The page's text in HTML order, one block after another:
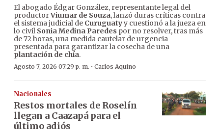
El abogado Édgar González, representante legal del
productorViumar de Souza, lanzó duras críticas contra
el sistema judicial de Curuguatyy cuestionó a la jueza en
lo civil Sonia Medina Paredes por no resolver, tras más
de 72 horas, una medida cautelar de urgencia
presentada para garantizar la cosecha de una
plantación de chía.
Agosto 7, 2026 07:29 p. m. · Carlos Aquino
Nacionales
Restos mortales de Roselín
llegan a Caazapá para el
último adiós